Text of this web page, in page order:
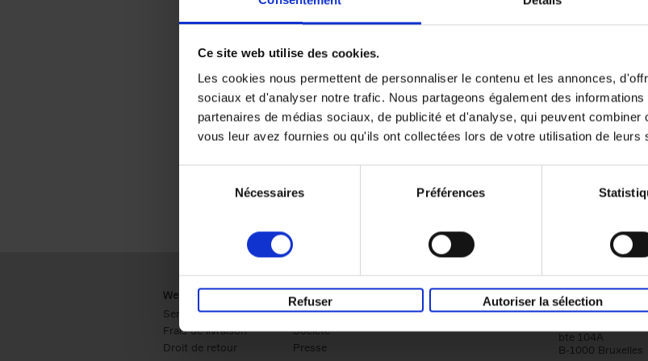
Ce site web utilise des cookies.
Les cookies nous permettent de personnaliser le contenu et les annonces,
sociaux et d'analyser notre trafic. Nous partageons également des
partenaires de médias sociaux, de publicité et d'analyse, qui peuvent
vous leur avez fournies ou qu'ils ont collectées lors de votre utilisation de leurs
Nécessaires Préférences
Refuser Autoriser la sélection
Planning to Promoting
Clo Willaerts
Couverture souple
352
Webshop
Service clients
Frais de livraison
Droit de retour
Business
Ventes
Société
Presse
Société
Qui sommes-nous?
Éditions Racine
Tour & Taxis
bte 104A
B-1000 Bruxelles